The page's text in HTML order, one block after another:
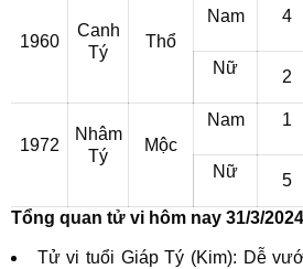
1960
Canh
Tý
Thổ
Nam 4
Nữ 2
1972
Nhâm
Tý
Mộc
Nam 1
Nữ 5
Tổng quan tử vi hôm nay 31/3/
Tử vi tuổi Giáp Tý (Kim): Dễ